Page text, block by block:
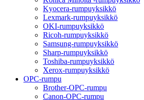
Kyocera-rumpuyksikkö
Lexmark-rumpuyksikkö
OKI-rumpuyksikkö
Ricoh-rumpuyksikkö
Samsung-rumpuyksikkö
Sharp-rumpuyksikkö
Toshiba-rumpuyksikkö
Xerox-rumpuyksikkö
OPC-rumpu
Brother-OPC-rumpu
Canon-OPC-rumpu